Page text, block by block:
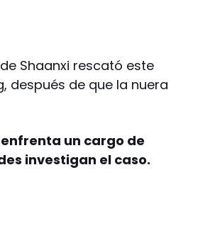
Shaanxi rescató este
después de que la nuera
un cargo de
investigan el caso.